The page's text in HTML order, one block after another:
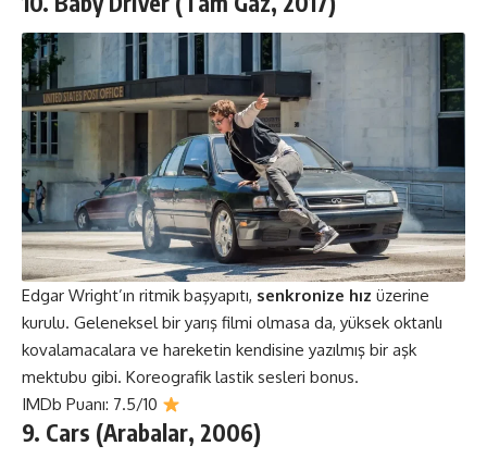
Edgar Wright’ın ritmik başyapıtı, senkronize hız üzerine
kurulu. Geleneksel bir yarış filmi olmasa da, yüksek oktanlı
kovalamacalara ve hareketin kendisine yazılmış bir aşk
mektubu gibi. Koreografik lastik sesleri bonus.
IMDb Puanı: 7.5/10
9. Cars (Arabalar, 2006)